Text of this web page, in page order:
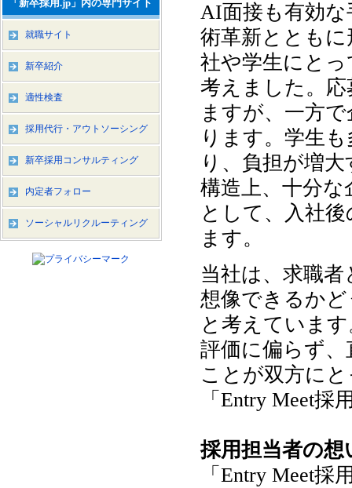
AI面接も有効
術革新ととも
社や学生にと
考えました。
ますが、一方
ります。学生
り、負担が増
構造上、十分
として、入社
ます。
当社は、求職
想像できるか
と考えていま
評価に偏らず
ことが双方に
「Entry Meet
採用担当者の想
「Entry Meet
「新卒採用.jp」内の専門サイト
就職サイト
新卒紹介
適性検査
採用代行・アウトソーシング
新卒採用コンサルティング
内定者フォロー
ソーシャルリクルーティング